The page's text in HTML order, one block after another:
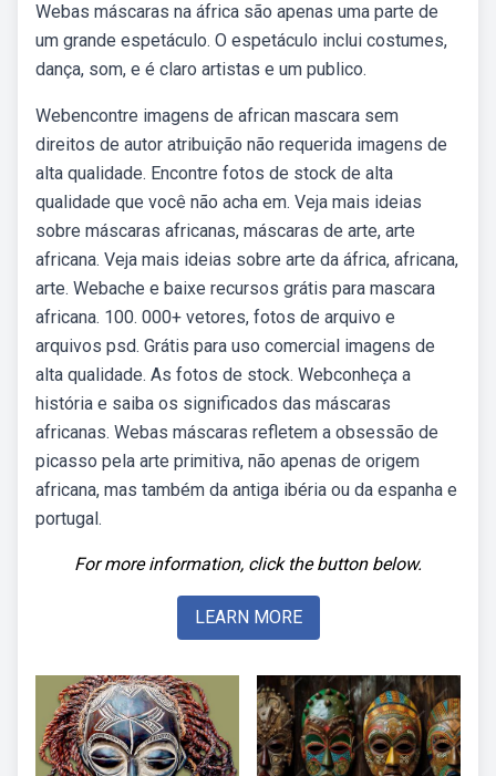
Webas máscaras na áfrica são apenas uma parte de
um grande espetáculo. O espetáculo inclui costumes,
dança, som, e é claro artistas e um publico.
Webencontre imagens de african mascara sem
direitos de autor atribuição não requerida imagens de
alta qualidade. Encontre fotos de stock de alta
qualidade que você não acha em. Veja mais ideias
sobre máscaras africanas, máscaras de arte, arte
africana. Veja mais ideias sobre arte da áfrica, africana,
arte. Webache e baixe recursos grátis para mascara
africana. 100. 000+ vetores, fotos de arquivo e
arquivos psd. Grátis para uso comercial imagens de
alta qualidade. As fotos de stock. Webconheça a
história e saiba os significados das máscaras
africanas. Webas máscaras refletem a obsessão de
picasso pela arte primitiva, não apenas de origem
africana, mas também da antiga ibéria ou da espanha e
portugal.
For more information, click the button below.
LEARN MORE